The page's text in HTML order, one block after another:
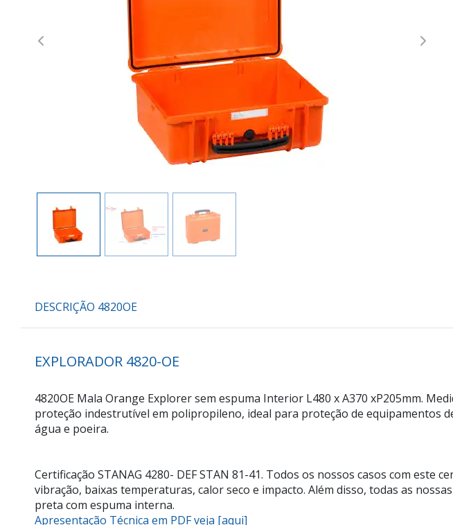
Previous Next
DESCRIÇÃO 4820OE
EXPLORADOR 4820-OE
4820OE Mala Orange Explorer sem espuma Interior L480 x A370 xP205mm.
proteção indestrutível em polipropileno, ideal para proteção de equipamentos
água e poeira.
Certificação STANAG 4280- DEF STAN 81-41. Todos os nossos casos com
vibração, baixas temperaturas, calor seco e impacto. Além disso, todas as
preta com espuma interna.
Apresentação Técnica em PDF veja [aqui]